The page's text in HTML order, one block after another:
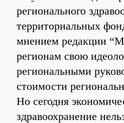
регионального
территориальных
мнением редакции
регионам свою
региональными
стоимости
Но сегодня
здравоохранение